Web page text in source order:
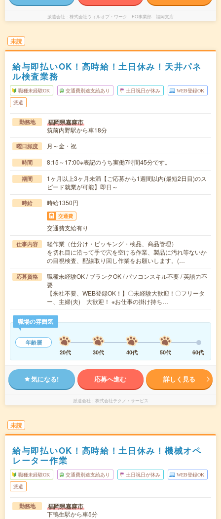
派遣会社 株式会社ウィルオブ・ワーク FO事業部 福岡支店
未読
給与即払いOK！高時給！土日休み！天井パネ
ル検査業務
職種未経験OK 交通費別途支給あり 土日祝日が休み WEB登録OK
派遣
勤務地 福岡県嘉麻市
筑前内野駅から車18分
曜日頻度 月～金・祝
時間 8:15～17:00※表記のうち実働7時間45分です。
期間
1ヶ月以上3ヶ月未満【ご応募から1週間以内(最短2日目)のス
ピード就業が可能】即日～
時給 時給1350円
交通費
交通費支給有り
仕事内容
軽作業（仕分け・ピッキング・検品、商品管理）
を切れ目に沿って手で穴を空ける作業、製品に汚れ等ないか
の目視検査、配線取り回し作業をお願いします。(…
応募資格
職種未経験OK / ブランクOK / パソコンスキル不要 / 英語力不
要
【来社不要、WEB登録OK！】〇未経験大歓迎！〇フリータ
ー、主婦(夫) 大歓迎！ ※お仕事の掛け持ち…
職場の雰囲気
年齢層
20代
30代 40代 50代 60代
気になる! 応募へ進む 詳しく見る
派遣会社 株式会社テクノ・サービス
未読
給与即払いOK！高時給！土日休み！機械オペ
レーター作業
職種未経験OK 交通費別途支給あり 土日祝日が休み WEB登録OK
派遣
勤務地 福岡県嘉麻市
下鴨生駅から車5分